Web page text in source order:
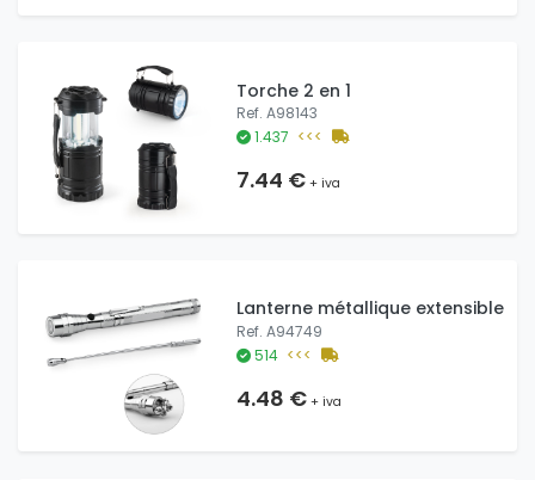
Torche 2 en 1
Ref. A98143
1.437 <<<
7.44 €+ iva
Lanterne métallique extensible
Ref. A94749
514 <<<
4.48 €+ iva